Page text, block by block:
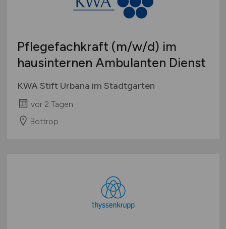
Pflegefachkraft (m/w/d) im
hausinternen Ambulanten Dienst
KWA Stift Urbana im Stadtgarten
vor 2 Tagen
Bottrop